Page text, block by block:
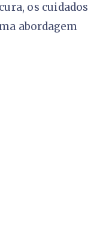
os cuidados
abordagem